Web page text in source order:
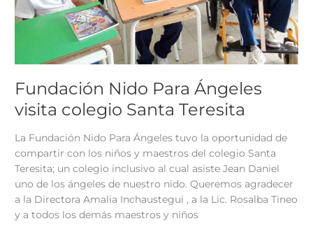
Fundación Nido Para Ángeles
visita colegio Santa Teresita
La Fundación Nido Para Ángeles tuvo la oportunidad de
compartir con los niños y maestros del colegio Santa
Teresita; un colegio inclusivo al cual asiste Jean Daniel
uno de los ángeles de nuestro nido. Queremos agradecer
a la Directora Amalia Inchaustegui , a la Lic. Rosalba Tineo
y a todos los demás maestros y niños